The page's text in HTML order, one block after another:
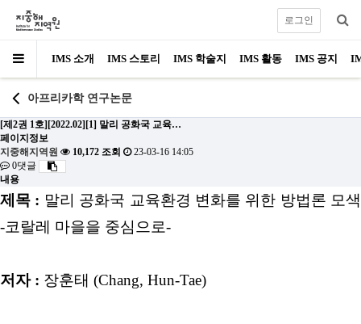
IMS 소개 IMS 스토리 IMS 학술지 IMS 활동 IMS 공지
로그인
아프리카학 연구논문
[제2권 1호][2022.02][1] 말리 공화국 교육…
페이지정보
지중해지역원
10,172 조회
23-03-16 14:05
0댓글
내용
제목 : 말리 공화국 교육환경 변화를 위한 방법론 모색
-코랄레 마을을 중심으로-
저자 : 장훈태 (Chang, Hun-Tae)